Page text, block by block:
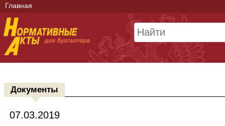
Главная
Документы
07.03.2019